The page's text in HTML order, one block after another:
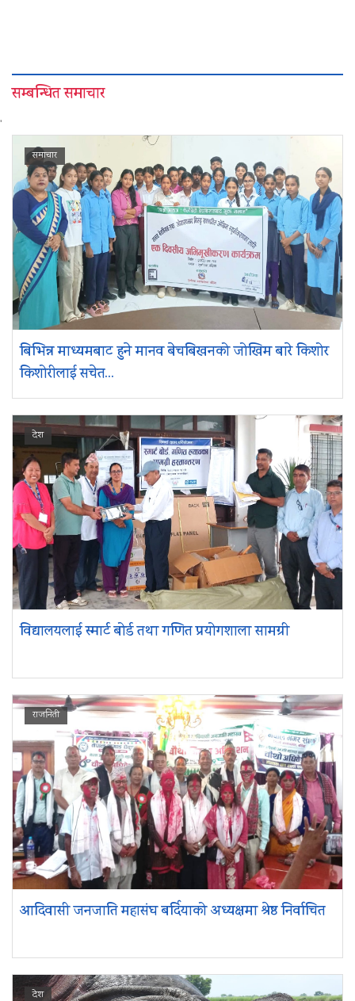
सम्बन्धित समाचार
'
समाचार
बिभिन्न माध्यमबाट हुने मानव बेचबिखनको जोखिम बारे किशोर
किशोरीलाई सचेत...
देश
विद्यालयलाई स्मार्ट बोर्ड तथा गणित प्रयोगशाला सामग्री
राजनिती
आदिवासी जनजाति महासंघ बर्दियाको अध्यक्षमा श्रेष्ठ निर्वाचित
देश